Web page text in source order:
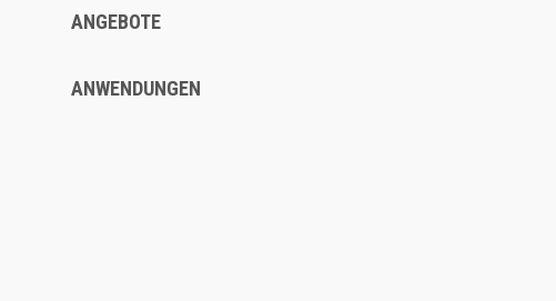
ANGEBOTE
ANWENDUNGEN